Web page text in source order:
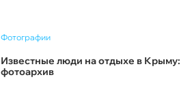
Фотографии
Известные люди на отдыхе в Крыму:
фотоархив